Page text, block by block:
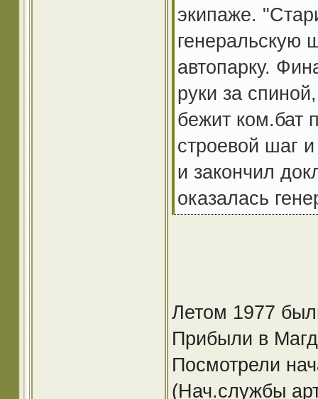
экипаже.
генеральскую
автопарку.
руки за
бежит ком.бат
строевой шаг
и закончил
оказалась
Летом 1977
Прибыли в
Посмотрели
(Нач.службы